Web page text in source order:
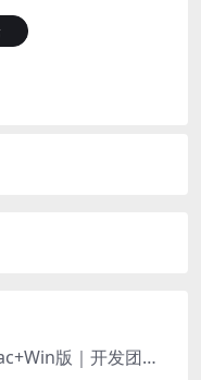
🕹️Switch模拟器Ryujinx｜Mac+Win版｜开发团队已解散此乃最后的绝唱版本